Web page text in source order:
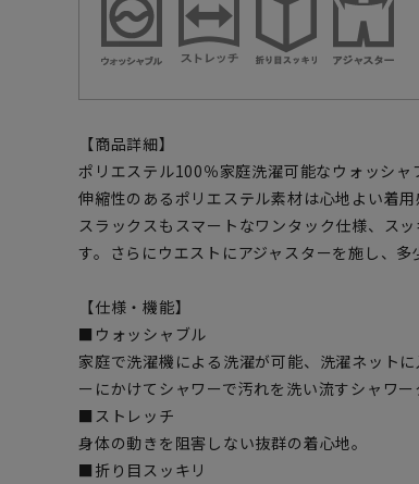
【商品詳細】
ポリエステル100％家庭洗濯可能なウォッシャ
伸縮性のあるポリエステル素材は心地よい着
スラックスもスマートなワンタック仕様、ス
す。さらにウエストにアジャスターを施し、
【仕様・機能】
■ウォッシャブル
家庭で洗濯機による洗濯が可能、洗濯ネット
ーにかけてシャワーで汚れを洗い流すシャワ
■ストレッチ
身体の動きを阻害しない抜群の着心地。
■折り目スッキリ